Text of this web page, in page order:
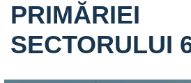
PRIMĂRIEI
SECTORULUI